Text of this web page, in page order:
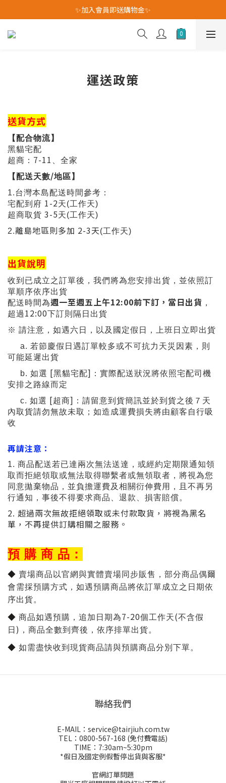
我愛爸爸★全館消費滿$528元免運費(活動至8/10)
✨加入會員即送購物金✨
我愛爸爸★全館消費滿$528元免運費(活動至8/10)
運送政策
送貨方式
【配合物流】
黑貓宅配
超商： 7-11
、全家
【配送天數/地區】
1.台灣本島配送時間參考：
宅配到府 1-2天(工作天)
超商取貨 3-5天(工作天)
2.離島地區則多加 2-3天(工作天)
出貨說明
收到已成立之訂單後，我們將為您安排出貨，並依照訂
單順序依序出貨
配送時間為週一至週五上午12:00前下訂，當日出貨 ，
超過 12:00下訂則隔日出貨
※ 請注意，如遇六日，以及國定假日，上班日立即出貨
a. 若節慶假日遇訂單較多或不可抗力天災因素，則
可能延遲出貨
b. 如選 [黑貓宅配] ：實際配送狀況將依照宅配司機
安排之路線而定
c. 如選 [超商] ：請留意到貨簡訊並於到貨之後７天
內取貨請勿無故未取；如造成運費損失將由顧客自行吸
收
再請注意：
1. 商品配送若已達兩次無法送達，或經約定期限通知領
取而拒絕領取或無法取得聯繫者或無領取者，將視為您
同意拋棄物品，並負擔運費及相關衍伸費用，且不再另
行通知，事後不得要求商品、退款、損害賠償。
2. 超過兩次無故拒絕領取或未付款取貨，將視為黑名
單，不再提供訂購相關之服務。
預 購 商 品：
◆ 賣場商品以官網與實體賣場同步販售，部分商品偶爾
會需採預購方式，如遇預購商品將依訂單成立之日期依
序出貨。
◆ 商品如遇預購，追加日期為7-20個工作天(不含假
日 ) ，商品全數到齊後，依序排單出貨。
◆ 如需盡快收到現貨商品請與預購商品分別下單。
聯絡我們
E-MAIL：service@tairjiuh.com.tw
TEL：0800-567-168 (免付費電話)
TIME：7:30am~5:30pm
*假日及國定例假暫停出貨與客服*
官網訂單問題